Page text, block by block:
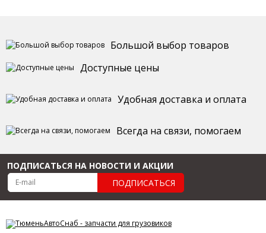
Большой выбор товаров
Доступные цены
Удобная доставка и оплата
Всегда на связи, помогаем
ПОДПИСАТЬСЯ НА НОВОСТИ И АКЦИИ
ПОДПИСАТЬСЯ